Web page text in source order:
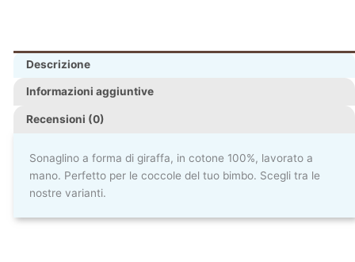
Descrizione
Informazioni aggiuntive
Recensioni (0)
Sonaglino a forma di giraffa, in cotone 100%, lavorato a
mano. Perfetto per le coccole del tuo bimbo. Scegli tra le
nostre varianti.